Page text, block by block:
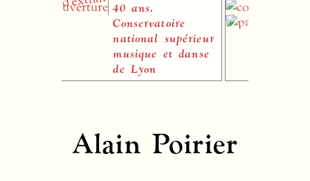
40 ans.
Conservatoire
national supérieur
musique et danse
de Lyon
Alain Poirier
Alain Poirier